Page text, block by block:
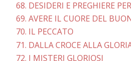
68. DESIDERI E PREGHIERE
69. AVERE IL CUORE DEL
70. IL PECCATO
71. DALLA CROCE ALLA
72. I MISTERI GLORIOSI